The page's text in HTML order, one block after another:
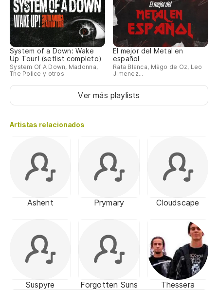
System of a Down: Wake
Up Tour! (setlist completo)
System Of A Down, Madonna,
The Police y otros
El mejor del Metal en
español
Rata Blanca, Mägo de Oz, Leo
Jimenez...
Ver más playlists
Artistas relacionados
Ashent Prymary Cloudscape
Suspyre Forgotten Suns
Thessera